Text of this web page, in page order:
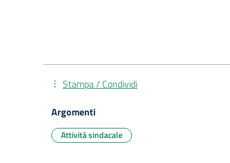
Stampa / Condividi
Argomenti
Attività sindacale